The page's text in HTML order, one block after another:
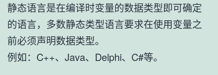
静态语言是在编译时变量的数据类型即可确定
的语言，多数静态类型语言要求在使用变量之
前必须声明数据类型。
例如：C++、Java、Delphi、C#等。